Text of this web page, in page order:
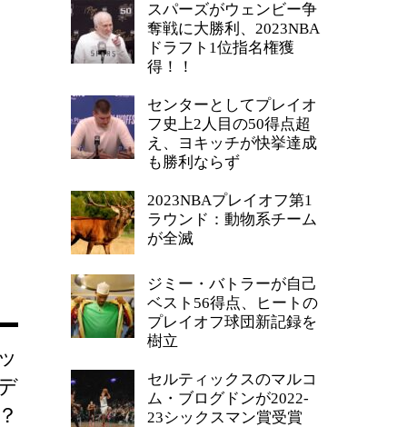
スパーズがウェンビー争
奪戦に大勝利、2023NBA
ドラフト1位指名権獲
得！！
センターとしてプレイオ
フ史上2人目の50得点超
え、ヨキッチが快挙達成
も勝利ならず
2023NBAプレイオフ第1
ラウンド：動物系チーム
が全滅
ジミー・バトラーが自己
ベスト56得点、ヒートの
プレイオフ球団新記録を
樹立
セルティックスのマルコ
ム・ブログドンが2022-
23シックスマン賞受賞